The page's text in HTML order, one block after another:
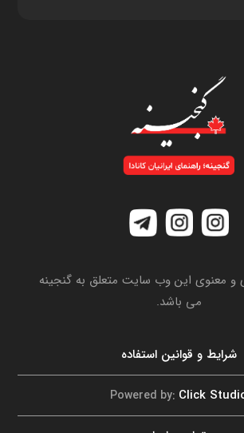
و معنوی این وب سایت متعلق به گنجینه
می باشد.
شرایط و قوانین استفاده
Powered by: Click